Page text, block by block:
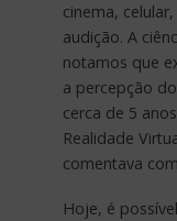
cinema,
audição. A
notamos que
a percepção
cerca de 5
Realidade
comentava
Hoje, é